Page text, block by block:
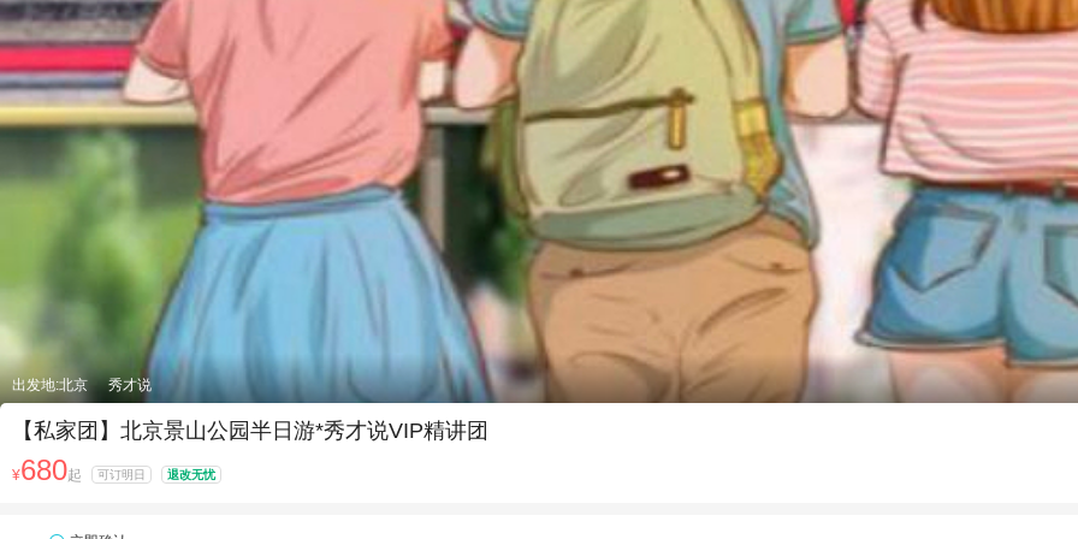
出发地:北京 秀才说
【私家团】北京景山公园半日游*秀才说VIP精讲团
¥680起 可订明日 退改无忧